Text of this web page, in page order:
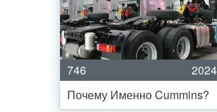
746
Почему Именно Cummins?